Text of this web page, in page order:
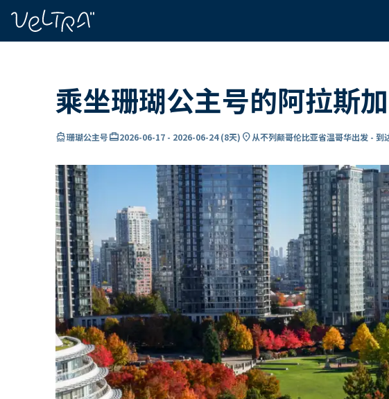
乘坐珊瑚公主号的阿拉斯
directions_boat珊瑚公主号card_travel2026-06-17 - 2026-06-24(8天) location_on从不列颠哥伦比亚省温哥华出发 - 到